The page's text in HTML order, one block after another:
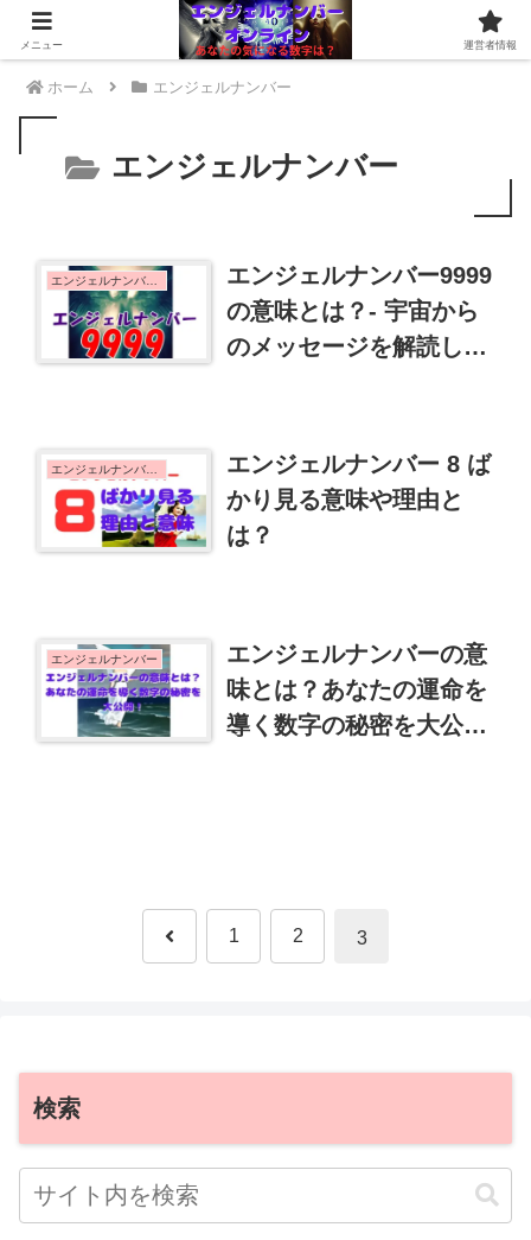
ホーム エンジェルナンバー
エンジェルナンバー
エンジェルナンバー 9
エンジェルナンバー9999
の意味とは？- 宇宙から
のメッセージを解読しよ
エンジェルナンバー 8
エンジェルナンバー 8 ば
かり見る意味や理由と
は？
エンジェルナンバー
エンジェルナンバーの意
味とは？あなたの運命を
導く数字の秘密を大公
前 1 2 3
検索
メニュー 運営者情報